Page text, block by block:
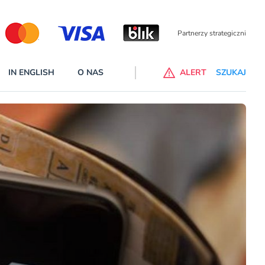
Partnerzy wspierający
do ChataGPT Go dla klientów Revoluta. Nowy benefit we
– Standard i Plus – z usługi będzie można korzsytać za
IN ENGLISH O NAS ALERT SZUKAJ